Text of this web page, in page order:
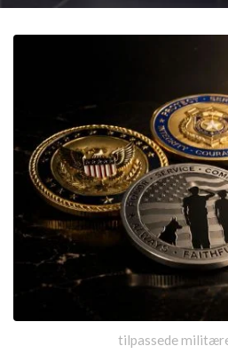
Myk Emalje, Hard
Trykk, To-Farget
Tilpasset
tilpassede